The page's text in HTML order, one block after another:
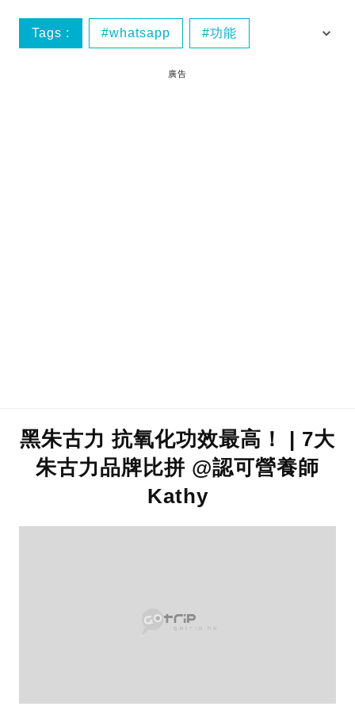
Tags : whatsapp 功能
廣告
黑朱古力 抗氧化功效最高！ | 7大
朱古力品牌比拼 @認可營養師
Kathy